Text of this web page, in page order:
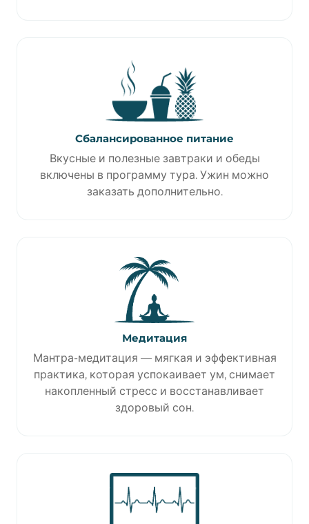
Сбалансированное питание
Вкусные и полезные завтраки и обеды
включены в программу тура. Ужин можно
заказать дополнительно.
Медитация
Мантра-медитация — мягкая и эффективная
практика, которая успокаивает ум, снимает
накопленный стресс и восстанавливает
здоровый сон.